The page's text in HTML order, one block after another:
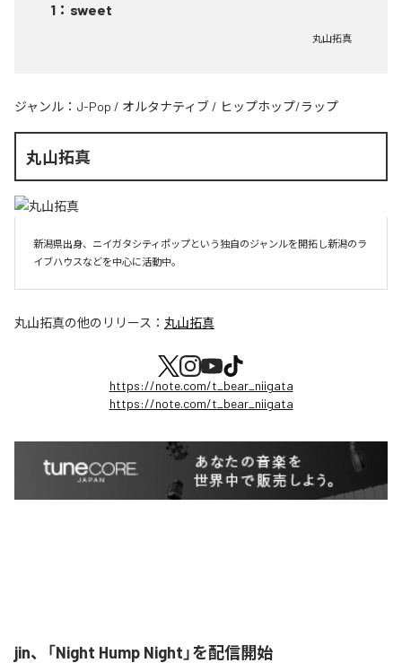
1 ： sweet
丸山拓真
ジャンル： J-Pop / オルタナティブ / ヒップホップ/ラップ
丸山拓真
新潟県出身、ニイガタシティポップという独自のジャンルを開拓し新潟のラ
イブハウスなどを中心に活動中。
丸山拓真の他のリリース： 丸山拓真
https://note.com/t_bear_niigata
https://note.com/t_bear_niigata
jin、「Night Hump Night」を配信開始